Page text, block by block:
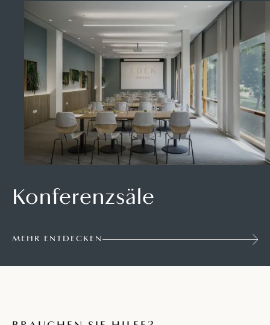
Konferenzsäle
MEHR ENTDECKEN